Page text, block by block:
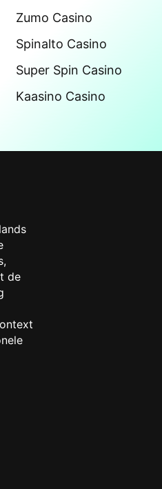
Zumo Casino
Spinalto Casino
Super Spin Casino
Kaasino Casino
de